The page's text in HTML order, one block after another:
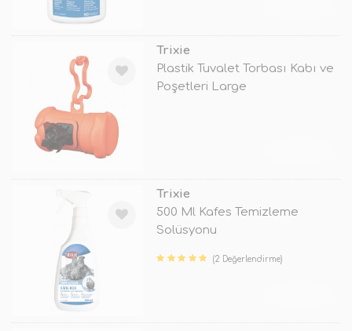
Trixie
Plastik Tuvalet Torbası Kabı ve
Poşetleri Large
Trixie
500 Ml Kafes Temizleme
Solüsyonu
(2 Değerlendirme)